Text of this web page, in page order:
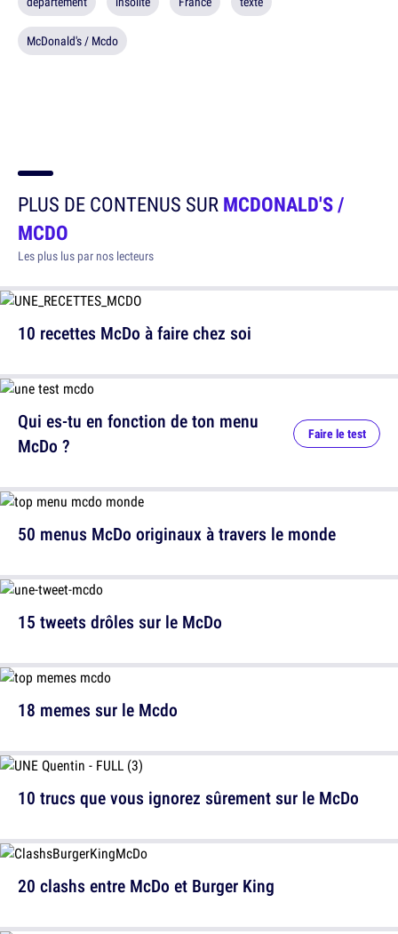
McDonald's / Mcdo
PLUS DE CONTENUS SURMCDONALD'S /
MCDO
Les plus lus par nos lecteurs
10 recettes McDo à faire chez soi
15 tweets drôles sur le McDo
10 trucs que vous ignorez sûrement sur le McDo
Qui es-tu en fonction de ton menu
McDo ?
Faire le test
50 menus McDo originaux à travers le monde
18 memes sur le Mcdo
20 clashs entre McDo et Burger King